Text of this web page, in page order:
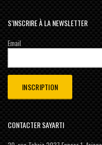
S’INSCRIRE À LA NEWSLETTER
Email
CONTACTER SAYARTI